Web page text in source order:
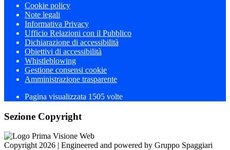
Cookie policy
Note legali
Informativa Privacy
Ufficio Relazioni con il Pubblico
Dichiarazione di accessibilità
Obiettivi di accessibilità
Whistleblowing
Gestione consensi cookie
Amministrazione trasparente
Pagina visualizzata 1505 volte
Sezione Copyright
Copyright 2026 | Engineered and powered by Gruppo Spaggiari